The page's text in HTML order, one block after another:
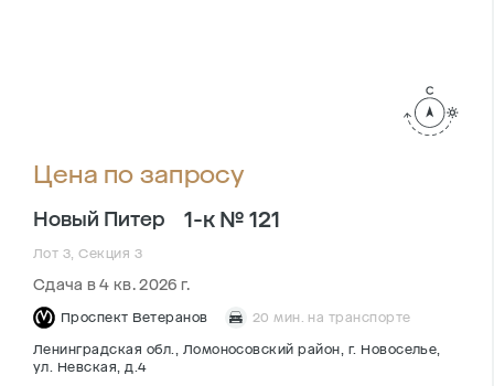
Цена по запросу
Новый Питер 1-к № 121
Лот 3, Секция 3
Сдача в 4 кв. 2026 г.
Проспект Ветеранов 20 мин. на транспорте
Ленинградская обл., Ломоносовский район, г. Новоселье,
ул. Невская, д.4